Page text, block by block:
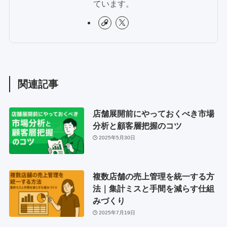
ています。
関連記事
店舗展開前にやっておくべき市場
分析と顧客層把握のコツ
2025年5月30日
複数店舗の売上管理を統一する方
法｜集計ミスと手間を減らす仕組
みづくり
2025年7月19日